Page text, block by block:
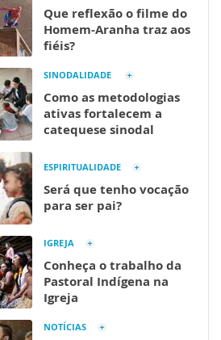
Que reflexão o filme do
Homem-Aranha traz aos
fiéis?
SINODALIDADE
Como as metodologias
ativas fortalecem a
catequese sinodal
ESPIRITUALIDADE
Será que tenho vocação
para ser pai?
IGREJA
Conheça o trabalho da
Pastoral Indígena na
Igreja
NOTÍCIAS